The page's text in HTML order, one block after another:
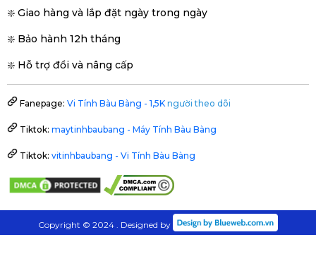
❇️ Giao hàng và lắp đặt ngày trong ngày
❇️ Bảo hành 12h tháng
❇️ Hỗ trợ đổi và nâng cấp
Fanepage: Vi Tính Bàu Bàng - 1,5K người theo dõi
Tiktok: maytinhbaubang - Máy Tính Bàu Bàng
Tiktok: vitinhbaubang - Vi Tính Bàu Bàng
Copyright © 2024 . Designed by